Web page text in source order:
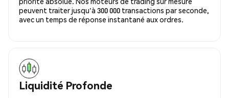
peuvent traiter jusqu'à 300 000 transactions par seconde,
avec un temps de réponse instantané aux ordres.
Liquidité Profonde